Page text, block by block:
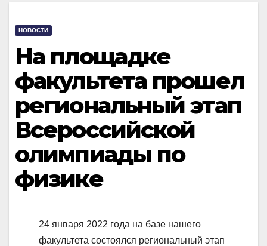
НОВОСТИ
На площадке
факультета прошел
региональный этап
Всероссийской
олимпиады по
физике
24 января 2022 года на базе нашего
факультета состоялся региональный этап